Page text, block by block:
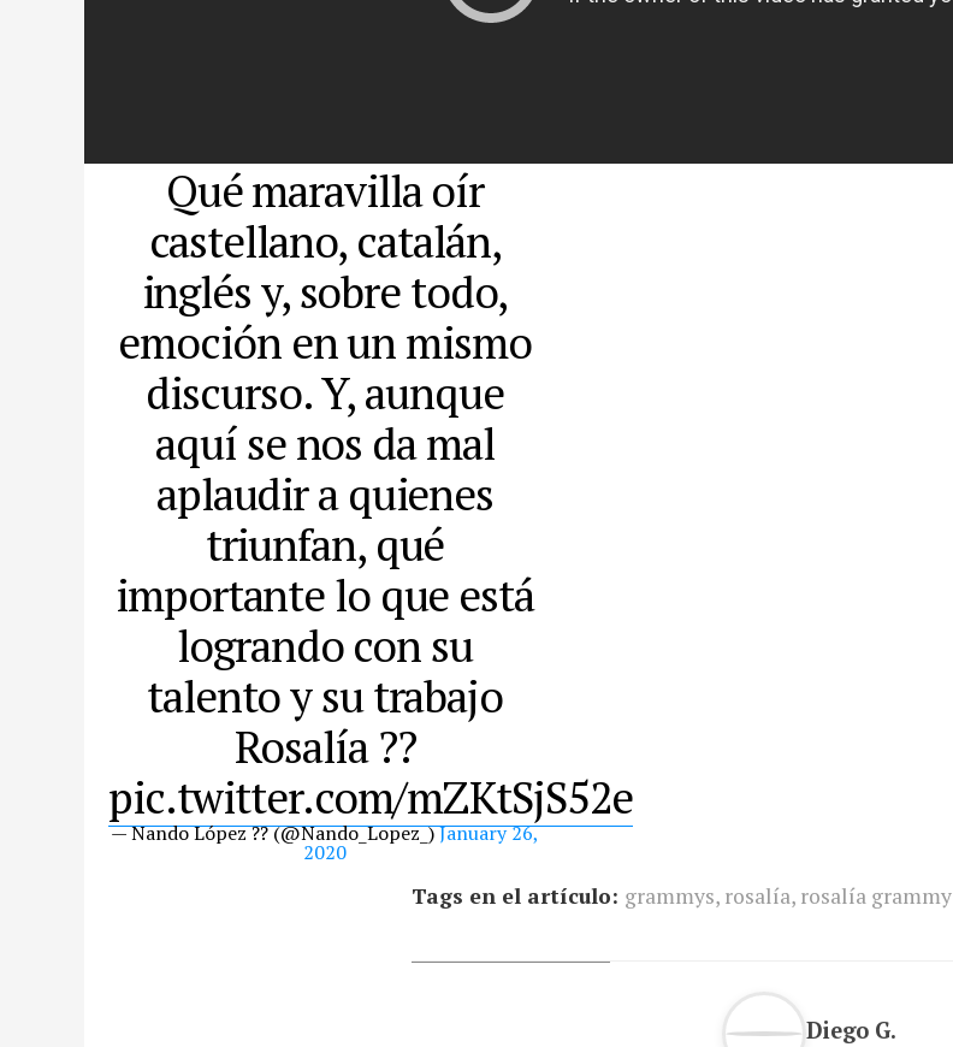
Qué maravilla oír
castellano, catalán,
inglés y, sobre todo,
emoción en un mismo
discurso. Y, aunque
aquí se nos da mal
aplaudir a quienes
triunfan, qué
importante lo que está
logrando con su
talento y su trabajo
Rosalía ??
pic.twitter.com/mZKtSjS52e
— Nando López ?️‍? (@Nando_Lopez_)January 26,
2020
Tags en el artículo: grammys, rosalía, rosalía grammy
Diego G.